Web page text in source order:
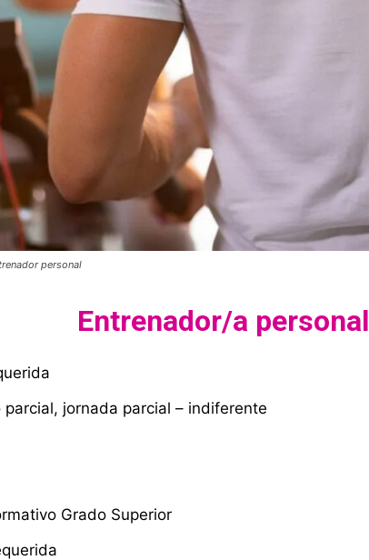
personal
Entrenador/a personal
jornada parcial – indiferente
Grado Superior